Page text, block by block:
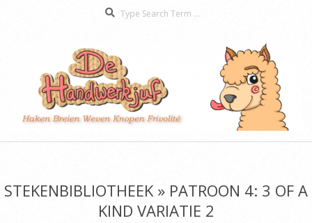
De
Menu
STEKENBIBLIOTHEEK » PATROON 4: 3 OF A
KIND VARIATIE 2